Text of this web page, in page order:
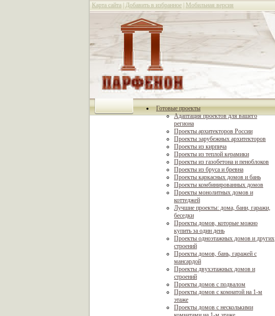
Карта сайта Добавить в избранное Мобильная версия
Готовые проекты
Адаптация проектов для вашего
региона
Проекты архитекторов России
Проекты зарубежных архитекторов
Проекты из кирпича
Проекты из теплой керамики
Проекты из газобетона и пеноблоков
Проекты из бруса и бревна
Проекты каркасных домов и бань
Проекты комбинированных домов
Проекты монолитных домов и
коттеджей
Лучшие проекты: дома, бани, гаражи,
беседки
Проекты домов, которые можно
купить за один день
Проекты одноэтажных домов и других
строений
Проекты домов, бань, гаражей с
мансардой
Проекты двухэтажных домов и
строений
Проекты домов с подвалом
Проекты домов с комнатой на 1-м
этаже
Проекты домов с несколькими